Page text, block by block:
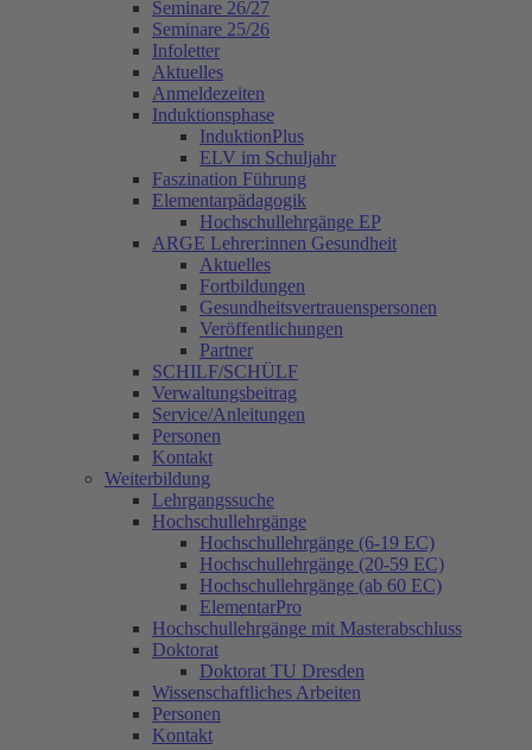
Seminare 26/27
Seminare 25/26
Infoletter
Aktuelles
Anmeldezeiten
Induktionsphase
InduktionPlus
ELV im Schuljahr
Faszination Führung
Elementarpädagogik
Hochschullehrgänge EP
ARGE Lehrer:innen Gesundheit
Aktuelles
Fortbildungen
Gesundheitsvertrauenspersonen
Veröffentlichungen
Partner
SCHILF/SCHÜLF
Verwaltungsbeitrag
Service/Anleitungen
Personen
Kontakt
Weiterbildung
Lehrgangssuche
Hochschullehrgänge
Hochschullehrgänge (6-19 EC)
Hochschullehrgänge (20-59 EC)
Hochschullehrgänge (ab 60 EC)
ElementarPro
Hochschullehrgänge mit Masterabschluss
Doktorat
Doktorat TU Dresden
Wissenschaftliches Arbeiten
Personen
Kontakt